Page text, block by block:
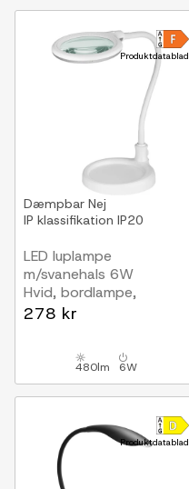
Produktdatablad
Dæmpbar Nej
IP klassifikation IP20
LED luplampe
m/svanehals 6W
Hvid, bordlampe,
klemme og fod
278 kr
480lm 6W
Produktdatablad